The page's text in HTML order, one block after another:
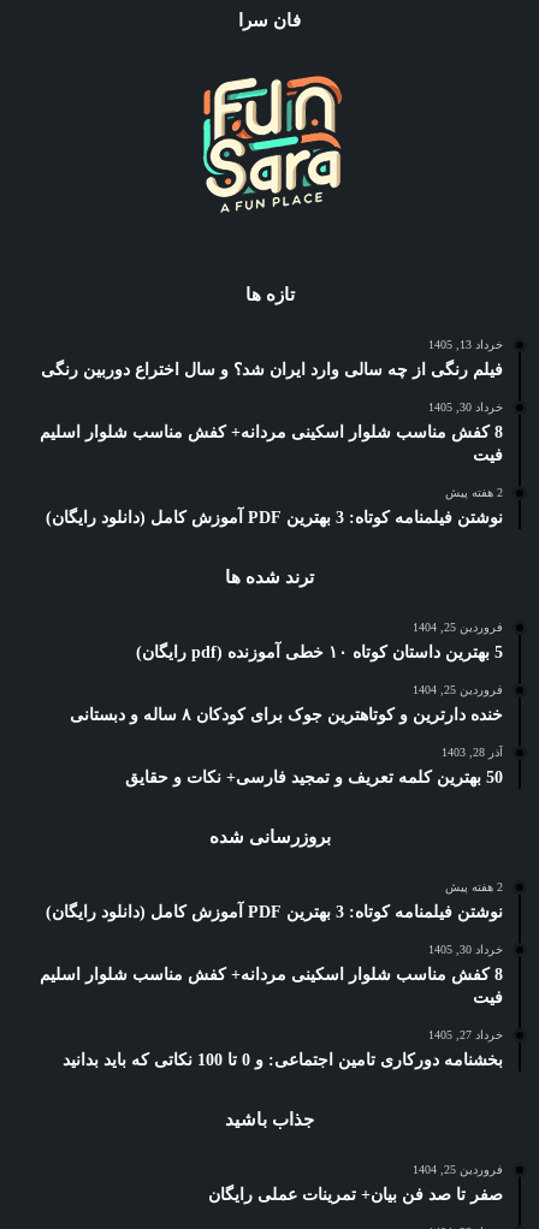
فان سرا
تازه ها
خرداد 13, 1405
فیلم رنگی از چه سالی وارد ایران شد؟ و سال اختراع دوربین رنگی
خرداد 30, 1405
8 کفش مناسب شلوار اسکینی مردانه+ کفش مناسب شلوار اسلیم
فیت
2 هفته پیش
نوشتن فیلمنامه کوتاه: 3 بهترین PDF آموزش کامل (دانلود رایگان)
ترند شده ها
فروردین 25, 1404
5 بهترین داستان کوتاه ۱۰ خطی آموزنده (pdf رایگان)
فروردین 25, 1404
خنده دارترین و کوتاهترین جوک برای کودکان ۸ ساله و دبستانی
آذر 28, 1403
50 بهترین کلمه تعریف و تمجید فارسی+ نکات و حقایق
بروزرسانی شده
2 هفته پیش
نوشتن فیلمنامه کوتاه: 3 بهترین PDF آموزش کامل (دانلود رایگان)
خرداد 30, 1405
8 کفش مناسب شلوار اسکینی مردانه+ کفش مناسب شلوار اسلیم
فیت
خرداد 27, 1405
بخشنامه دورکاری تامین اجتماعی: و 0 تا 100 نکاتی که باید بدانید
جذاب باشید
فروردین 25, 1404
صفر تا صد فن بیان+ تمرینات عملی رایگان